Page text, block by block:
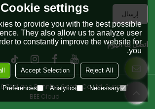
إرسال
اتصل بنا اليوم
Zhejiang Running Sports Co.,Ltd.Support By
BEE Cloud
Cookie settings
to provide you with the best possible
They also allow us to analyze user
to constantly improve the website for
you.
Reject All
Accept Selection
Necessary
Analytics
Preferences